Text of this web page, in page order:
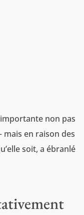
non pas
mais en raison des
soit, a ébranlé